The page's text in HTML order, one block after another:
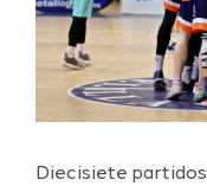
Diecisiete